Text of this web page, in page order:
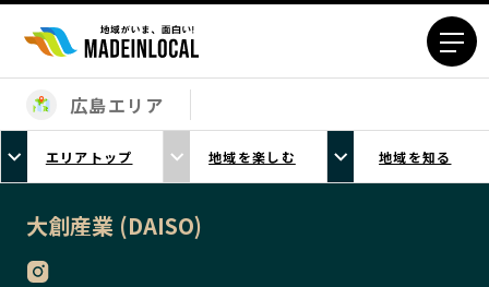
エリアから探す
北海道エリア
青森エリア
岩手エリア
福島エリア
広島エリア
エリアトップ 地域を楽しむ 地域を知る
大創産業 (DAISO)